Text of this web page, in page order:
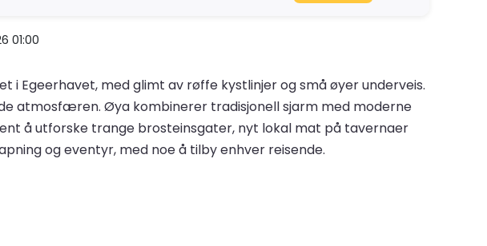
01:00
i Egeerhavet, med glimt av røffe kystlinjer og små øyer underveis.
atmosfæren. Øya kombinerer tradisjonell sjarm med moderne
å utforske trange brosteinsgater, nyt lokal mat på tavernaer
og eventyr, med noe å tilby enhver reisende.